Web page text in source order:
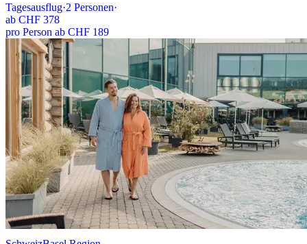
Tagesausflug·2 Personen·
ab CHF 378
pro Person ab CHF 189